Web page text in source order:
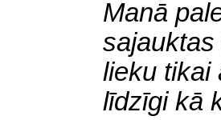
Manā
lieku tikai
līdzīgi kā